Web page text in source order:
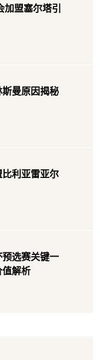
加盟塞尔塔引
曼原因揭秘
利亚雷亚尔
选赛关键一
解析